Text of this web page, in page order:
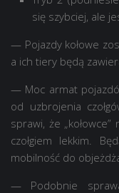
się szybciej, ale
— Pojazdy kołowe
a ich tiery będą
— Moc armat
od uzbrojenia
sprawi, że
czołgiem lekkim.
mobilność do
— Podobnie